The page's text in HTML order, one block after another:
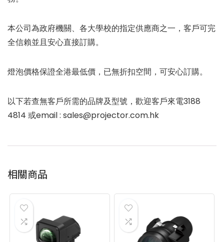
本公司為政府機關、各大學校的指定供應商之一，客戶可完
全信賴並且安心直接訂購。
燈泡價格保證全港最低價，已無折扣空間，可安心訂購。
以下若查無客戶所需的品牌及型號，歡迎客戶來電3188
4814 或email : sales@projector.com.hk
相關商品